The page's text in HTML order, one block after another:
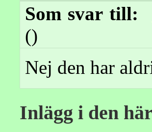
Som svar till:
()
Nej den har
Inlägg i den